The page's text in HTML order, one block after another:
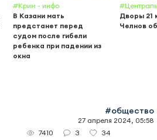
#Крим - инфо
В Казани мать
предстанет перед
судом после гибели
ребенка при падении из
окна
Дворы 21
Челнов
#общество
27 апреля 2024, 05:58
7410
3 34